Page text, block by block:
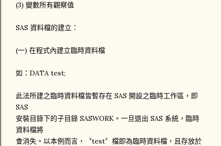
(3) 變數所有觀察值
SAS 資料檔的建立：
(一) 在程式內建立臨時資料檔
如：DATA test;
此法所建之臨時資料檔皆暫存在 SAS 開設之臨時工作區，即
SAS
安裝目錄下的子目錄 SASWORK。一旦退出 SAS 系統，臨時
資料檔將
會消失。以本例而言，〝test〞檔即為臨時資料檔，且存放於